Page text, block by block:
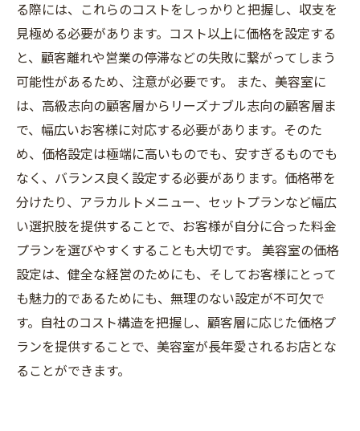
る際には、これらのコストをしっかりと把握し、収支を
見極める必要があります。コスト以上に価格を設定する
と、顧客離れや営業の停滞などの失敗に繋がってしまう
可能性があるため、注意が必要です。 また、美容室に
は、高級志向の顧客層からリーズナブル志向の顧客層ま
で、幅広いお客様に対応する必要があります。そのた
め、価格設定は極端に高いものでも、安すぎるものでも
なく、バランス良く設定する必要があります。価格帯を
分けたり、アラカルトメニュー、セットプランなど幅広
い選択肢を提供することで、お客様が自分に合った料金
プランを選びやすくすることも大切です。 美容室の価格
設定は、健全な経営のためにも、そしてお客様にとって
も魅力的であるためにも、無理のない設定が不可欠で
す。自社のコスト構造を把握し、顧客層に応じた価格プ
ランを提供することで、美容室が長年愛されるお店とな
ることができます。